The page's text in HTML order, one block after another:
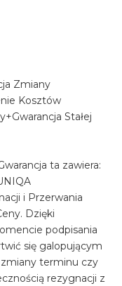
Zmiany
Kosztów
Stałej
ta zawiera:
i Przerwania
Dzięki
podpisania
się galopującym
zmiany terminu czy
rezygnacji z